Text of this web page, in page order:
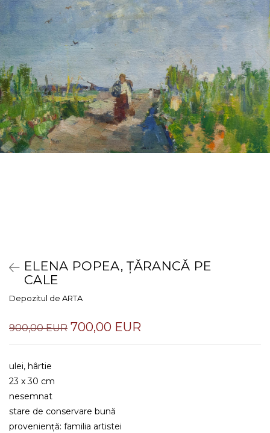
ELENA POPEA, ȚĂRANCĂ PE
CALE
Depozitul de ARTA
900,00 EUR 700,00 EUR
ulei, hârtie
23 x 30 cm
nesemnat
stare de conservare bună
proveniență: familia artistei